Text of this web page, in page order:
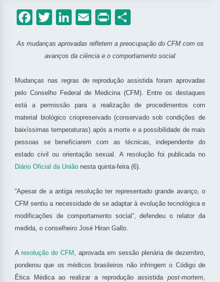
Facebook
Twitter
LinkedIn
Email
Print
As mudanças aprovadas refletem a preocupação do CFM com os
avanços da ciência e o comportamento social
Mudanças nas regras de reprodução assistida foram aprovadas
pelo Conselho Federal de Medicina (CFM). Entre os destaques
está a permissão para a realização de procedimentos com
material biológico criopreservado (conservado sob condições de
baixíssimas temperaturas) após a morte e a possibilidade de mais
pessoas se beneficiarem com as técnicas, independente do
estado civil ou orientação sexual. A resolução foi publicada no
Diário Oficial da União nesta quinta-feira (6).
“Apesar de a antiga resolução ter representado grande avanço, o
CFM sentiu a necessidade de se adaptar à evolução tecnológica e
modificações de comportamento social”, defendeu o relator da
medida, o conselheiro José Hiran Gallo.
A resolução do CFM , aprovada em sessão plenária de dezembro,
ponderou que os médicos brasileiros não infringem o Código de
Ética Médica ao realizar a reprodução assistida post-mortem,